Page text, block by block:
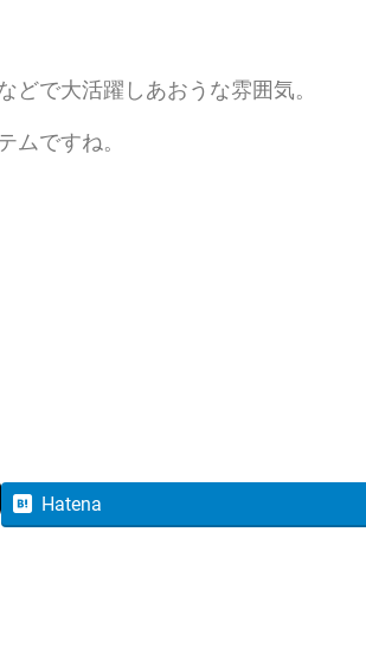
で大活躍しあおうな雰囲気。
ムですね。
Hatena